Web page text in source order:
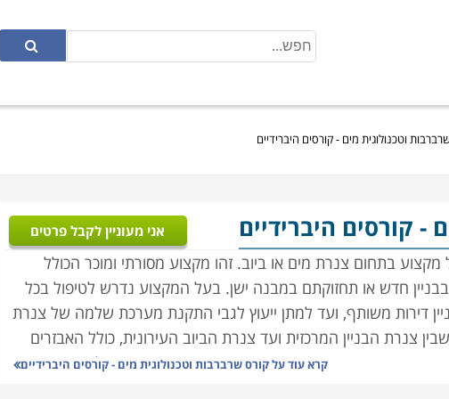
וטכנולוגית מים - קורסים היברידיים
- קורסים היברידיים אני מעוניין לקבל פרטים
בתחום צנרת מים או ביוב. זהו מקצוע מסורתי ומוכר הכולל
חדש או תחזוקתם במבנה ישן. בעל המקצוע נדרש לטיפול בכל
דירות משותף, ועד למתן ייעוץ לגבי התקנת מערכת שלמה של צנרת
צנרת הבניין המרכזית ועד צנרת הביוב העירונית, כולל האבזרים
שרברבות: הרכבת מערכות חדשות, ואיתור ותיקון תקלות במערכת
קרא עוד עלקורס שרברבות וטכנולוגית מים - קורסים היברידיים